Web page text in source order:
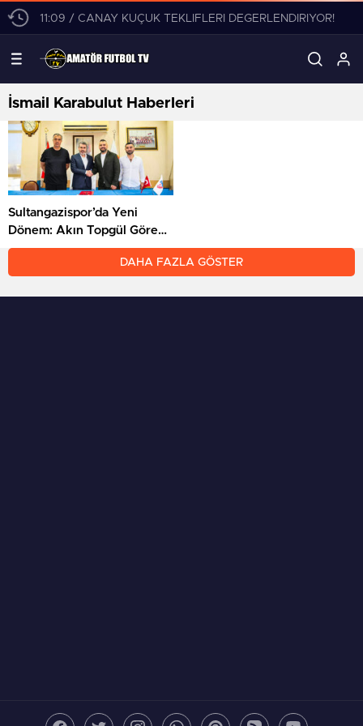
11:09 / CANAY KÜÇÜK TEKLİFLERİ DEĞERLENDİRİYOR!
İsmail Karabulut Haberleri
Sultangazispor’da Yeni
Dönem: Akın Topgül Göreve
Geldi!
DAHA FAZLA GÖSTER